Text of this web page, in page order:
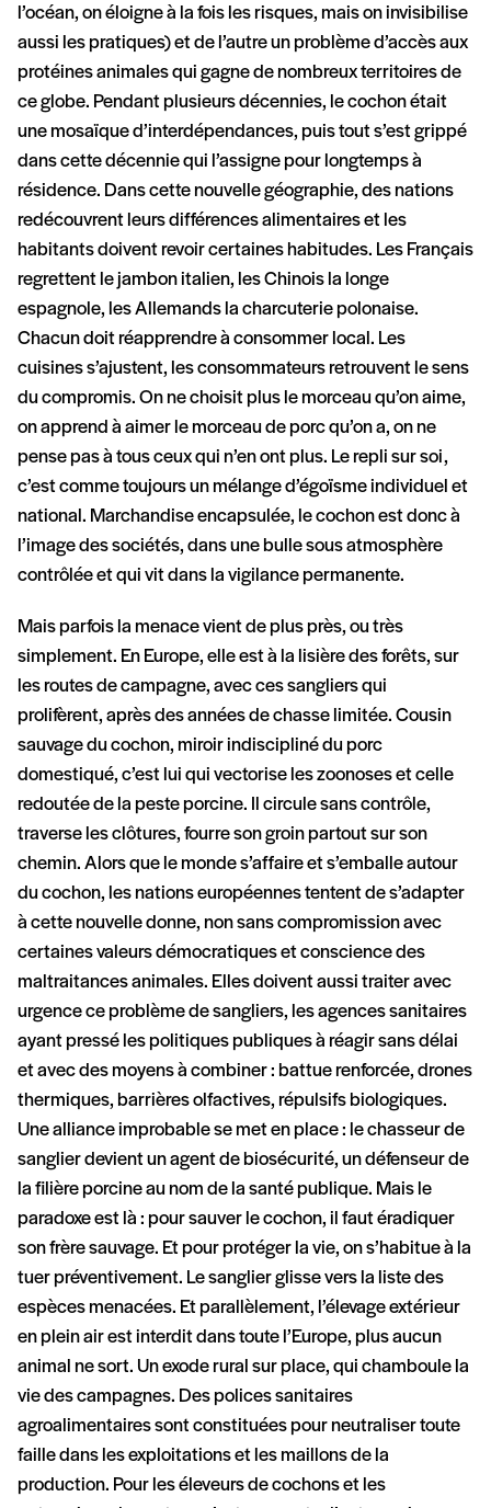
l’océan, on éloigne à la fois les risques, mais on invisibilise
aussi les pratiques) et de l’autre un problème d’accès aux
protéines animales qui gagne de nombreux territoires de
ce globe. Pendant plusieurs décennies, le cochon était
une mosaïque d’interdépendances, puis tout s’est grippé
dans cette décennie qui l’assigne pour longtemps à
résidence. Dans cette nouvelle géographie, des nations
redécouvrent leurs différences alimentaires et les
habitants doivent revoir certaines habitudes. Les Français
regrettent le jambon italien, les Chinois la longe
espagnole, les Allemands la charcuterie polonaise.
Chacun doit réapprendre à consommer local. Les
cuisines s’ajustent, les consommateurs retrouvent le sens
du compromis. On ne choisit plus le morceau qu’on aime,
on apprend à aimer le morceau de porc qu’on a, on ne
pense pas à tous ceux qui n’en ont plus. Le repli sur soi,
c’est comme toujours un mélange d’égoïsme individuel et
national. Marchandise encapsulée, le cochon est donc à
l’image des sociétés, dans une bulle sous atmosphère
contrôlée et qui vit dans la vigilance permanente.
Mais parfois la menace vient de plus près, ou très
simplement. En Europe, elle est à la lisière des forêts, sur
les routes de campagne, avec ces sangliers qui
prolifèrent, après des années de chasse limitée. Cousin
sauvage du cochon, miroir indiscipliné du porc
domestiqué, c’est lui qui vectorise les zoonoses et celle
redoutée de la peste porcine. Il circule sans contrôle,
traverse les clôtures, fourre son groin partout sur son
chemin. Alors que le monde s’affaire et s’emballe autour
du cochon, les nations européennes tentent de s’adapter
à cette nouvelle donne, non sans compromission avec
certaines valeurs démocratiques et conscience des
maltraitances animales. Elles doivent aussi traiter avec
urgence ce problème de sangliers, les agences sanitaires
ayant pressé les politiques publiques à réagir sans délai
et avec des moyens à combiner : battue renforcée, drones
thermiques, barrières olfactives, répulsifs biologiques.
Une alliance improbable se met en place : le chasseur de
sanglier devient un agent de biosécurité, un défenseur de
la filière porcine au nom de la santé publique. Mais le
paradoxe est là : pour sauver le cochon, il faut éradiquer
son frère sauvage. Et pour protéger la vie, on s’habitue à la
tuer préventivement. Le sanglier glisse vers la liste des
espèces menacées. Et parallèlement, l’élevage extérieur
en plein air est interdit dans toute l’Europe, plus aucun
animal ne sort. Un exode rural sur place, qui chamboule la
vie des campagnes. Des polices sanitaires
agroalimentaires sont constituées pour neutraliser toute
faille dans les exploitations et les maillons de la
production. Pour les éleveurs de cochons et les